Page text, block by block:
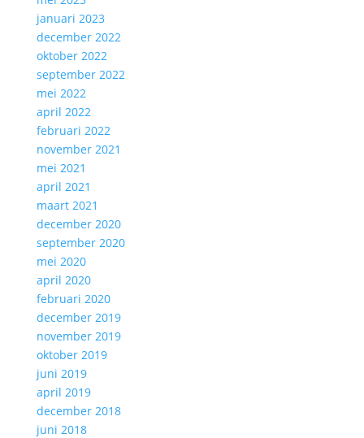
januari 2023
december 2022
oktober 2022
september 2022
mei 2022
april 2022
februari 2022
november 2021
mei 2021
april 2021
maart 2021
december 2020
september 2020
mei 2020
april 2020
februari 2020
december 2019
november 2019
oktober 2019
juni 2019
april 2019
december 2018
juni 2018